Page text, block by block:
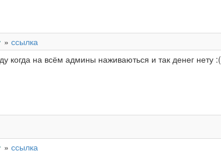
» ссылка
когда на всём админы наживаються и так денег нету :(
» ссылка